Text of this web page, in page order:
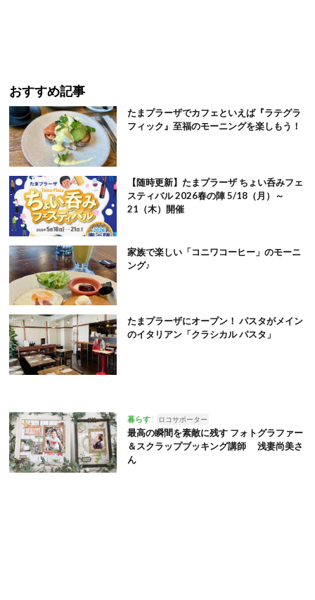
おすすめ記事
たまプラーザでカフェといえば『ラテグラ
フィック』至福のモーニングを楽しもう！
【随時更新】たまプラーザ ちょい呑みフェ
スティバル 2026春の陣 5/18（月）～
21（木）開催
家族で楽しい「コニワコーヒー」のモーニ
ング♪
たまプラーザにオープン！ パスタがメイン
のイタリアン「クラシカル パスタ」
暮らす ロコサポーター
最高の瞬間を素敵に残す フォトグラファー
＆スクラップブッキング講師 浅妻尚美さ
ん